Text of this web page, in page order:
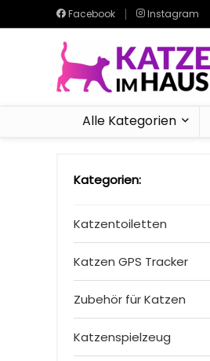
Facebook Instagram
Alle Kategorien
Kategorien:
Katzentoiletten
Katzen GPS Tracker
Zubehör für Katzen
Katzenspielzeug